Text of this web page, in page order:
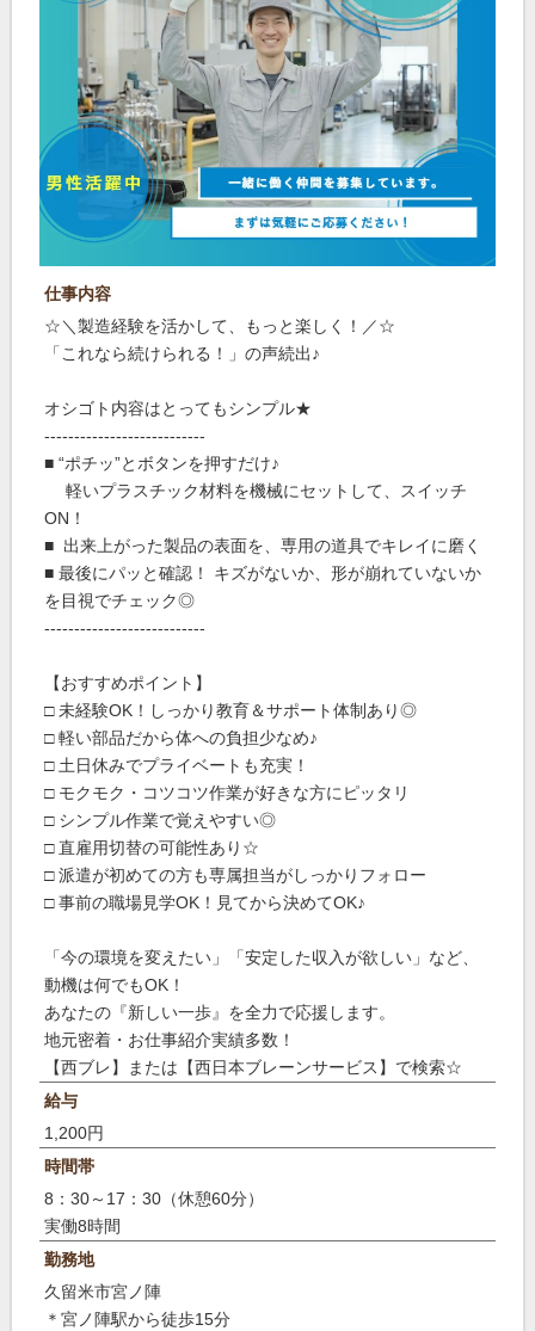
仕事内容
☆＼製造経験を活かして、もっと楽しく！／☆
「これなら続けられる！」の声続出♪
オシゴト内容はとってもシンプル★
---------------------------
■ “ポチッ”とボタンを押すだけ♪
軽いプラスチック材料を機械にセットして、スイッチ
ON！
■ 出来上がった製品の表面を、専用の道具でキレイに磨く
■ 最後にパッと確認！ キズがないか、形が崩れていないか
を目視でチェック◎
---------------------------
【おすすめポイント】
□ 未経験OK！しっかり教育＆サポート体制あり◎
□ 軽い部品だから体への負担少なめ♪
□ 土日休みでプライベートも充実！
□ モクモク・コツコツ作業が好きな方にピッタリ
□ シンプル作業で覚えやすい◎
□ 直雇用切替の可能性あり☆
□ 派遣が初めての方も専属担当がしっかりフォロー
□ 事前の職場見学OK！見てから決めてOK♪
「今の環境を変えたい」「安定した収入が欲しい」など、
動機は何でもOK！
あなたの『新しい一歩』を全力で応援します。
地元密着・お仕事紹介実績多数！
【西ブレ】または【西日本ブレーンサービス】で検索☆
給与
1,200円
時間帯
8：30～17：30（休憩60分）
実働8時間
勤務地
久留米市宮ノ陣
＊宮ノ陣駅から徒歩15分